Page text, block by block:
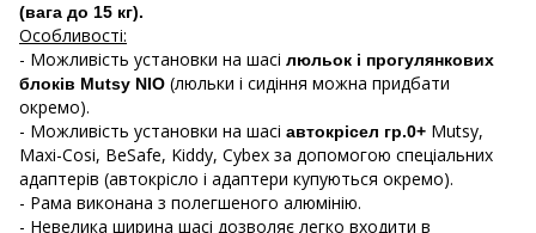
(вага до 15 кг).
Особливості:
- Можливість установки на шасі люльок і прогулянкових
блоків Mutsy NIO (люльки і сидіння можна придбати
окремо).
- Можливість установки на шасі автокрісел гр.0+ Mutsy,
Maxi-Cosi, BeSafe, Kiddy, Cybex за допомогою спеціальних
адаптерів (автокрісло і адаптери купуються окремо).
- Рама виконана з полегшеного алюмінію.
- Невелика ширина шасі дозволяє легко входити в